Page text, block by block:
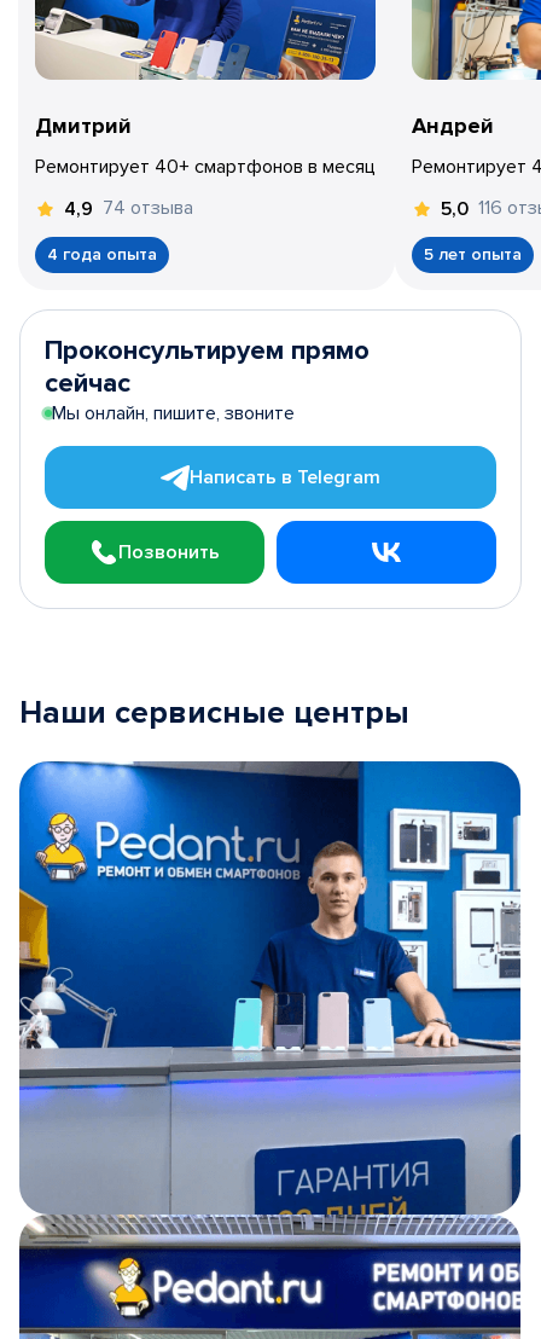
Дмитрий
Ремонтирует 40+ смартфонов в месяц
4,9 74 отзыва
4 года опыта
Андрей
Ремонтирует
5,0 116
5 лет опыта
Проконсультируем прямо
сейчас
Мы онлайн, пишите, звоните
Написать в Telegram
Позвонить
Наши сервисные центры